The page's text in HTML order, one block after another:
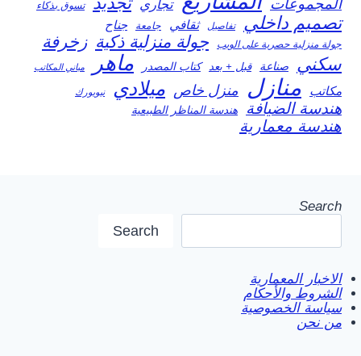
المجموعات تجاري تسوق بذكاء
تصميم داخلي تفاصيل ثقافي جامعة جناح
جولة منزلية حصرية على الويب جولة منزلية ذكية زخرفة
سكني صناعة قبل + بعد كتاب المصدر ماهر مباني المكاتب
مكاتب منازل منزل خاص ميلادي نيويورك
هندسة الضيافة هندسة المناظر الطبيعية
هندسة معمارية
Search
Search
الاخبار المعمارية
الشروط والأحكام
سياسة الخصوصية
من نحن